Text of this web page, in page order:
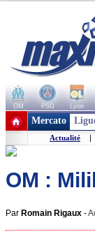
OM PSG Lyon
+ de clubs
Mercato
Actualité |
OM :
Par Romain Rigaux -